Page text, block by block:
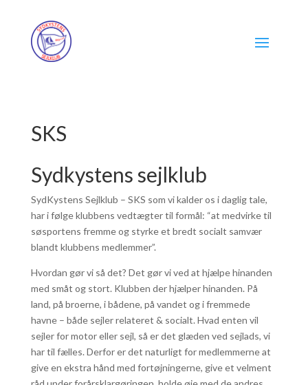
SKS
Sydkystens sejlklub
SydKystens Sejlklub – SKS som vi kalder os i daglig tale,
har i følge klubbens vedtægter til formål: “at medvirke til
søsportens fremme og styrke et bredt socialt samvær
blandt klubbens medlemmer”.
Hvordan gør vi så det? Det gør vi ved at hjælpe hinanden
med småt og stort. Klubben der hjælper hinanden. På
land, på broerne, i bådene, på vandet og i fremmede
havne – både sejler relateret & socialt. Hvad enten vil
sejler for motor eller sejl, så er det glæden ved sejlads, vi
har til fælles. Derfor er det naturligt for medlemmerne at
give en ekstra hånd med fortøjningerne, give et velment